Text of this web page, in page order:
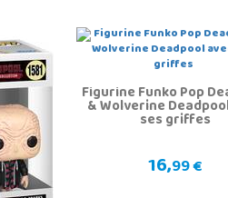
Figurine Funko Pop
& Wolverineses griffes
16,99 €